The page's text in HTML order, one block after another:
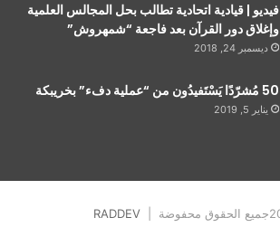
فيديو | قيادية اتحادية تطالب بحل المجالس العلمية
وإغلاق دور القرآن بعد فاجعة “شمهروش”
ديسمبر 24, 2018
50 مُشرّدًا يَسْتَفيدُون من “عملية دفء” بخريبكة
يناير 5, 2019
RADDEV